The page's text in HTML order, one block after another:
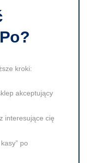
kroki:
akceptujący
interesujące cię
po